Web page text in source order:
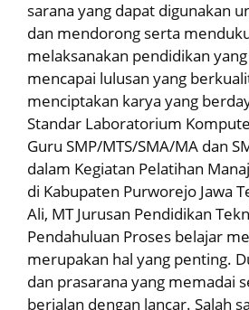
sarana yang dapat digunakan
dan mendorong serta
melaksanakan pendidikan
mencapai lulusan yang
menciptakan karya yang
Standar Laboratorium
Guru SMP/MTS/SMA/MA dan
dalam Kegiatan Pelatihan
di Kabupaten Purworejo Jawa
Ali, MT Jurusan Pendidikan
Pendahuluan Proses belajar
merupakan hal yang penting.
dan prasarana yang memadai
berjalan dengan lancar. Salah